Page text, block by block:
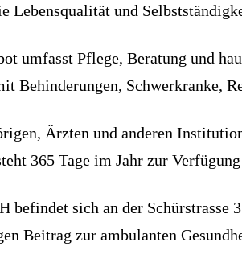
Lebensqualität und
umfasst Pflege, Beratung und
Behinderungen, Schwerkranke,
Ärzten und anderen
365 Tage im Jahr zur
befindet sich an der
Beitrag zur ambulanten